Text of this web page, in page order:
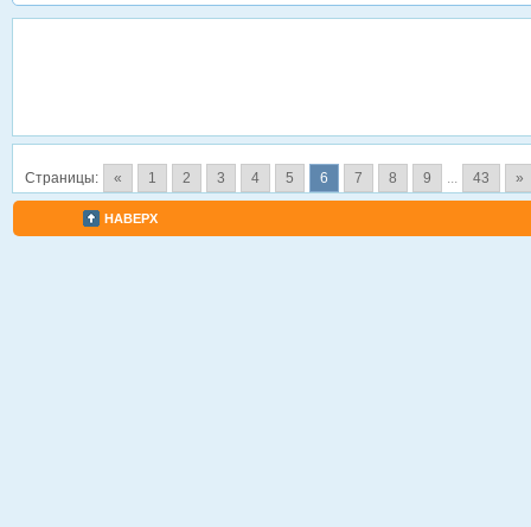
Страницы: « 1 2 3 4 5 6 7 8 9 ... 43 »
НАВЕРХ